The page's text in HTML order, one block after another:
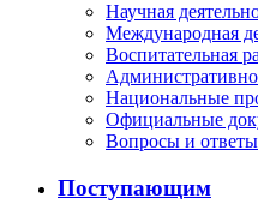
Научная
Международная
Воспитательная
Национальные
Официальные
Вопросы и ответы
Поступающим